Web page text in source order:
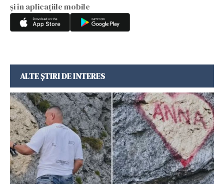
și în aplicațiile mobile
ALTE ȘTIRI DE INTERES